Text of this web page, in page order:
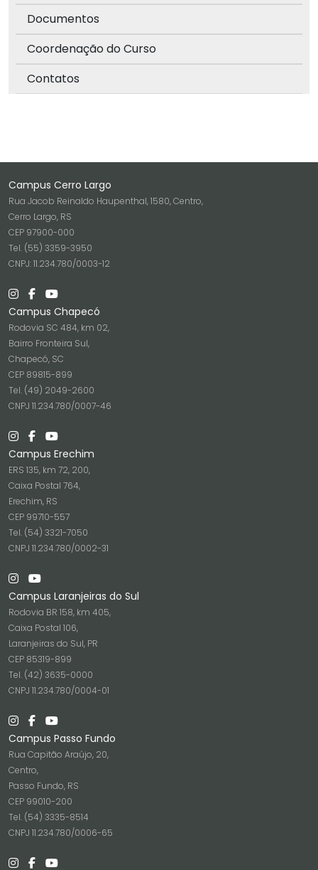
Documentos
Coordenação do Curso
Contatos
Campus Cerro Largo
Rua Jacob Reinaldo Haupenthal, 1580, Centro,
Cerro Largo, RS
CEP 97900-000
Tel. (55) 3359-3950
CNPJ: 11.234.780/0003-12
Campus Chapecó
Rodovia SC 484, km 02,
Bairro Fronteira Sul,
Chapecó, SC
CEP 89815-899
Tel. (49) 2049-2600
CNPJ 11.234.780/0007-46
Campus Erechim
ERS 135, km 72, 200,
Caixa Postal 764,
Erechim, RS
CEP 99710-557
Tel. (54) 3321-7050
CNPJ 11.234.780/0002-31
Campus Laranjeiras do Sul
Rodovia BR 158, km 405,
Caixa Postal 106,
Laranjeiras do Sul, PR
CEP 85319-899
Tel. (42) 3635-0000
CNPJ 11.234.780/0004-01
Campus Passo Fundo
Rua Capitão Araújo, 20,
Centro,
Passo Fundo, RS
CEP 99010-200
Tel. (54) 3335-8514
CNPJ 11.234.780/0006-65